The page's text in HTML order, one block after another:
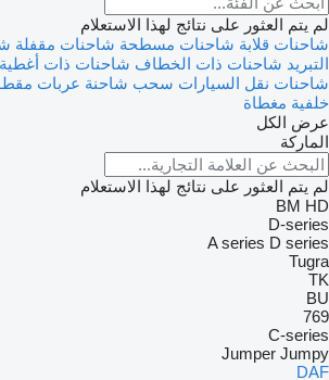
لم يتم العثور على نتائج لهذا الاستعلام
شاحنات قلابة شاحنات مسطحة شاحنات مقفلة
التبريد شاحنات ذات الخطاف شاحنات ذات أغطية
شاحنات نقل السيارات سحب شاحنة عربات
خلفية مغطاة
عرض الكل
الماركة
لم يتم العثور على نتائج لهذا الاستعلام
BM HD
D-series
A series D series
Tugra
TK
BU
769
C-series
Jumper Jumpy
DAF